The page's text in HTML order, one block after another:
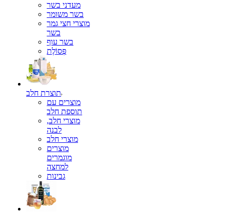
מעדני בשר
בשר משומר
מוצרי חצי גמר
בשר
בשר עוף
פְּסוֹלֶת
תוצרת חלב
מוצרים עם
תוספת חלב
מוצרי חלב,
לבנה
מוצרי חלב
מוצרים
מוגמרים
למחצה
גבינות